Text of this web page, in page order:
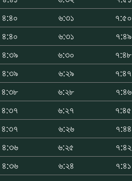
৪:৪০ ৬:৩১
৭:৫০
৪:৪০ ৬:৩১
৭:৪৯
৪:৩৯ ৬:৩০
৭:৪৮
৪:৩৯ ৬:২৯
৭:৪৭
৪:৩৮ ৬:২৮
৭:৪৬
৪:৩৭ ৬:২৭
৭:৪৫
৪:৩৭ ৬:২৬
৭:৪৪
৪:৩৬ ৬:২৫
৭:৪২
৪:৩৬ ৬:২৪
৭:৪১